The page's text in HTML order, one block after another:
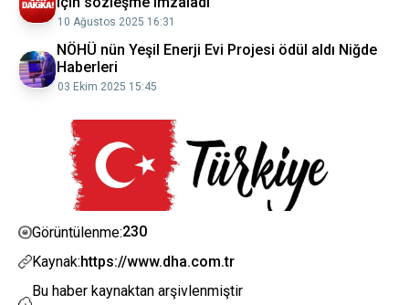
10 Ağustos 2025 16:31
NÖHÜ nün Yeşil Enerji Evi Projesi ödül aldı Niğde
Haberleri
03 Ekim 2025 15:45
Görüntülenme:230
Kaynak:https://www.dha.com.tr
Bu haber kaynaktan arşivlenmiştir